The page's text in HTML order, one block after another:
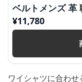
ベルトメンズ 革
¥11,780
ワイシャツに合わ